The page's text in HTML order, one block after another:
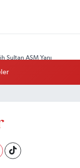
Sultan ASM Yanı